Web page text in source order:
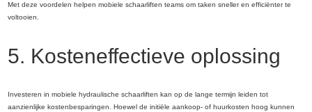
Met deze voordelen helpen mobiele schaarliften teams om taken sneller en efficiënter te
voltooien.
5. Kosteneffectieve oplossing
Investeren in mobiele hydraulische schaarliften kan op de lange termijn leiden tot
aanzienlijke kostenbesparingen. Hoewel de initiële aankoop- of huurkosten hoog kunnen